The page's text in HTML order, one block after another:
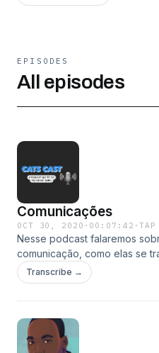
EPISODES
All episodes
Comunicações
OCT 30, 2020 · 00:07:42 ·TAP
Nesse podcast falaremos
comunicação, como elas se
anos e seu grande papel na
Transcribe →